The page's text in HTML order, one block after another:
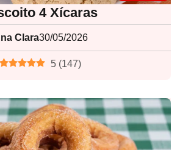
4 Xícaras
Clara30/05/2026
5 (147)